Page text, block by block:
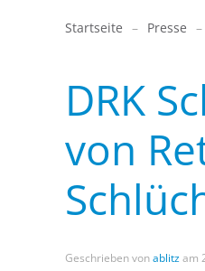
Startseite Presse
DRK
von
Geschrieben vonablitzam